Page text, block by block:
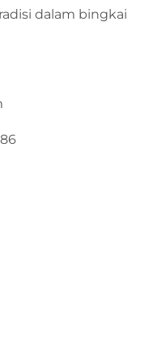
dalam bingkai